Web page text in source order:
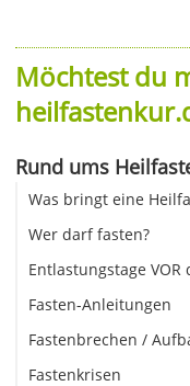
Möchtest du
Rund ums
Was bringt eine
Wer darf fasten?
Entlastungstage VOR
Fasten-Anleitungen
Fastenbrechen /
Fastenkrisen